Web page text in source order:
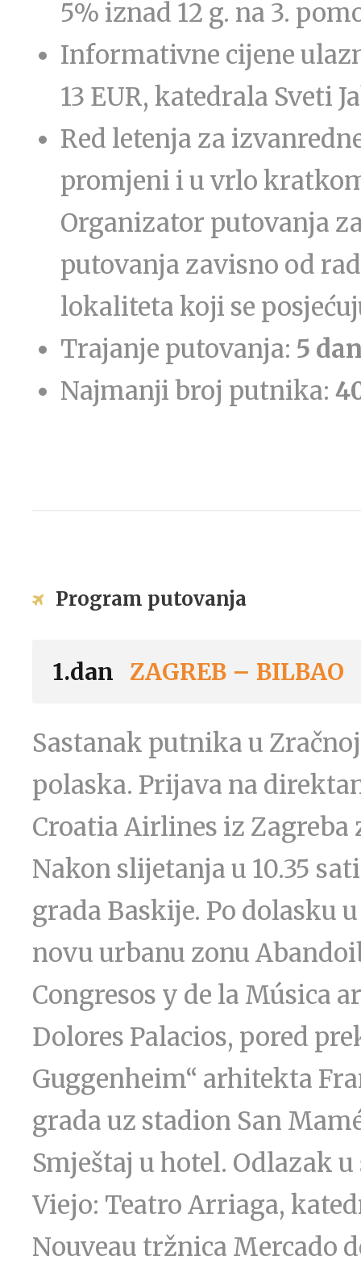
5% iznad 12 g. na 3.
Informativne cijene
13 EUR, katedrala Sveti
Red letenja za
promjeni i u vrlo
Organizator putovanja
putovanja zavisno od
lokaliteta koji se
Trajanje putovanja: 5
Najmanji broj putnika:
Program putovanja
1.dan ZAGREB – BILBAO
Sastanak putnika u
polaska. Prijava na
Croatia Airlines iz Zagreba
Nakon slijetanja u 10.35
grada Baskije. Po dolasku
novu urbanu zonu
Congresos y de la Música
Dolores Palacios, pored
Guggenheim“ arhitekta
grada uz stadion San
Smještaj u hotel. Odlazak
Viejo: Teatro Arriaga,
Nouveau tržnica Mercado